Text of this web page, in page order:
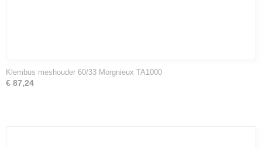
Klembus meshouder 60/33 Morgnieux TA1000
€ 87,24